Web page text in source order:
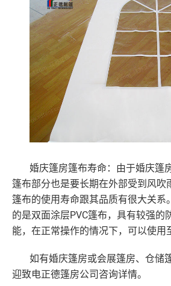
婚庆篷房篷布寿命：由于婚庆篷
篷布部分也是要长期在外部受到风吹
篷布的使用寿命跟其品质有很大关系
的是双面涂层PVC篷布，具有较强的
能，在正常操作的情况下，可以使用
如有婚庆篷房或会展篷房、仓储
迎致电正德篷房公司咨询详情。